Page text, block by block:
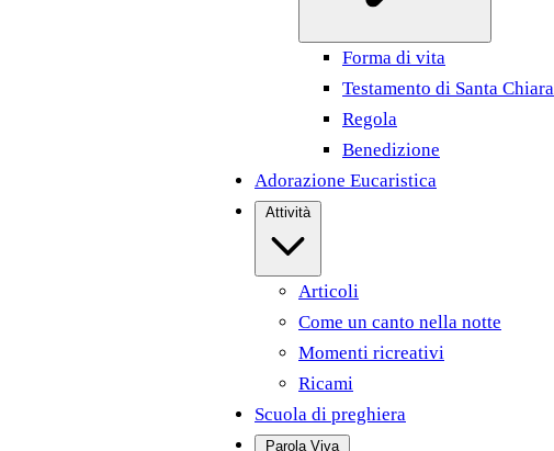
Forma di vita
Testamento di Santa Chiara
Regola
Benedizione
Adorazione Eucaristica
Articoli
Come un canto nella notte
Momenti ricreativi
Ricami
Scuola di preghiera